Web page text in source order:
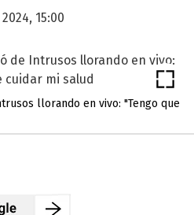
15:00
llorando en vivo: "Tengo que